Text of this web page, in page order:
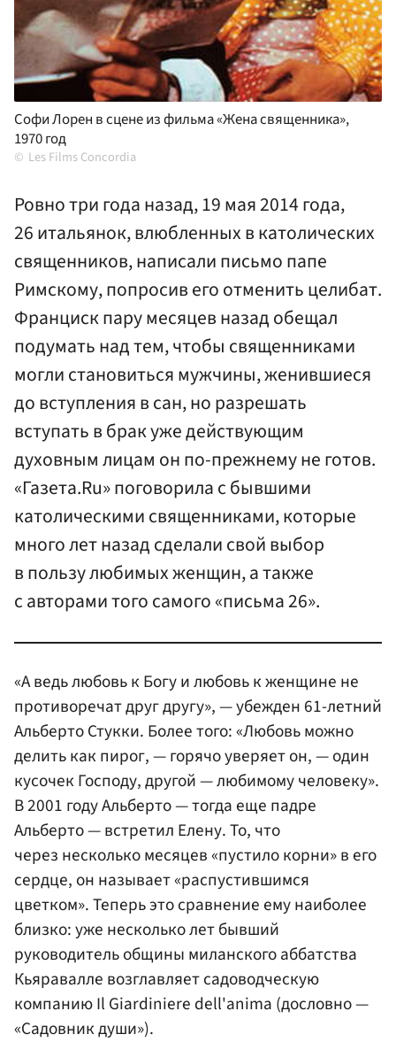
Софи Лорен в сцене из фильма «Жена священника»,
1970 год
Les Films Concordia
Ровно три года назад, 19 мая 2014 года,
26 итальянок, влюбленных в католических
священников, написали письмо папе
Римскому, попросив его отменить целибат.
Франциск пару месяцев назад обещал
подумать над тем, чтобы священниками
могли становиться мужчины, женившиеся
до вступления в сан, но разрешать
вступать в брак уже действующим
духовным лицам он по-прежнему не готов.
«Газета.Ru» поговорила с бывшими
католическими священниками, которые
много лет назад сделали свой выбор
в пользу любимых женщин, а также
с авторами того самого «письма 26».
«А ведь любовь к Богу и любовь к женщине не
противоречат друг другу», — убежден 61-летний
Альберто Стукки. Более того: «Любовь можно
делить как пирог, — горячо уверяет он, — один
кусочек Господу, другой — любимому человеку».
В 2001 году Альберто — тогда еще падре
Альберто — встретил Елену. То, что
через несколько месяцев «пустило корни» в его
сердце, он называет «распустившимся
цветком». Теперь это сравнение ему наиболее
близко: уже несколько лет бывший
руководитель общины миланского аббатства
Кьяравалле возглавляет садоводческую
компанию Il Giardiniere dell'anima (дословно —
«Садовник души»).